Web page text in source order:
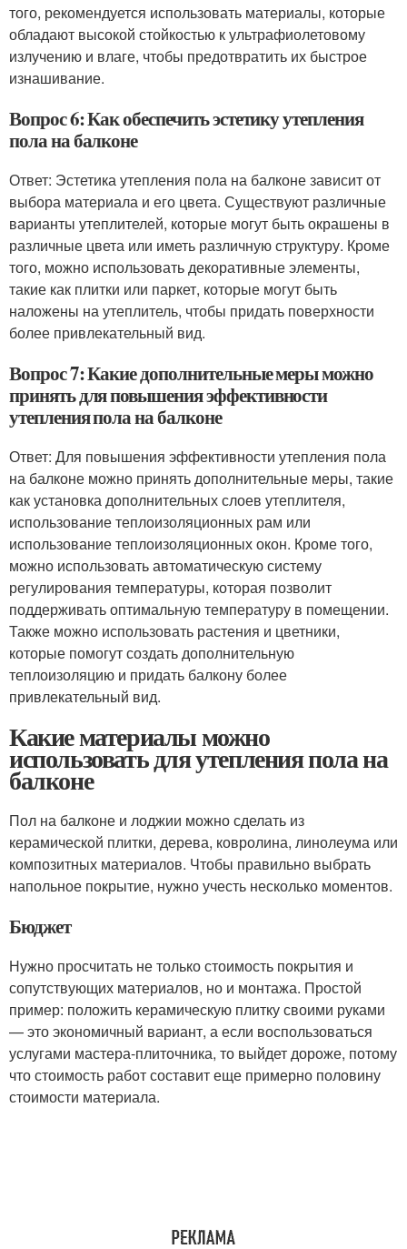
того, рекомендуется использовать материалы, которые
обладают высокой стойкостью к ультрафиолетовому
излучению и влаге, чтобы предотвратить их быстрое
изнашивание.
Вопрос 6: Как обеспечить эстетику утепления
пола на балконе
Ответ: Эстетика утепления пола на балконе зависит от
выбора материала и его цвета. Существуют различные
варианты утеплителей, которые могут быть окрашены в
различные цвета или иметь различную структуру. Кроме
того, можно использовать декоративные элементы,
такие как плитки или паркет, которые могут быть
наложены на утеплитель, чтобы придать поверхности
более привлекательный вид.
Вопрос 7: Какие дополнительные меры можно
принять для повышения эффективности
утепления пола на балконе
Ответ: Для повышения эффективности утепления пола
на балконе можно принять дополнительные меры, такие
как установка дополнительных слоев утеплителя,
использование теплоизоляционных рам или
использование теплоизоляционных окон. Кроме того,
можно использовать автоматическую систему
регулирования температуры, которая позволит
поддерживать оптимальную температуру в помещении.
Также можно использовать растения и цветники,
которые помогут создать дополнительную
теплоизоляцию и придать балкону более
привлекательный вид.
Какие материалы можно
использовать для утепления пола на
балконе
Пол на балконе и лоджии можно сделать из
керамической плитки, дерева, ковролина, линолеума или
композитных материалов. Чтобы правильно выбрать
напольное покрытие, нужно учесть несколько моментов.
Бюджет
Нужно просчитать не только стоимость покрытия и
сопутствующих материалов, но и монтажа. Простой
пример: положить керамическую плитку своими руками
— это экономичный вариант, а если воспользоваться
услугами мастера-плиточника, то выйдет дороже, потому
что стоимость работ составит еще примерно половину
стоимости материала.